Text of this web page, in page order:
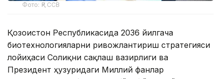
Фото: ҚР ССВ
Қозоғистон Республикасида 2036 йилгача
биотехнологияларни ривожлантириш стратегияси
лойиҳаси Соғлиқни сақлаш вазирлиги ва
Президент ҳузуридаги Миллий фанлар